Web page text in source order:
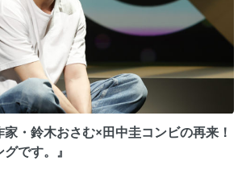
家・鈴木おさむ×田中圭コンビの再来！
です。』